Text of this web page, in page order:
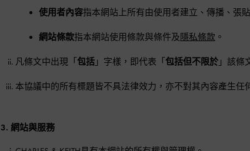
使用者內容指本網站上所有由使用者建立、傳播、張
網站條款指本網站使用條款與條件及隱私條款 。
凡條文中出現「包括 」字樣，即代表「包括但不限於 」該條
本協議中的所有標題皆不具法律效力，亦不對其內容產生任
3. 網站與服務